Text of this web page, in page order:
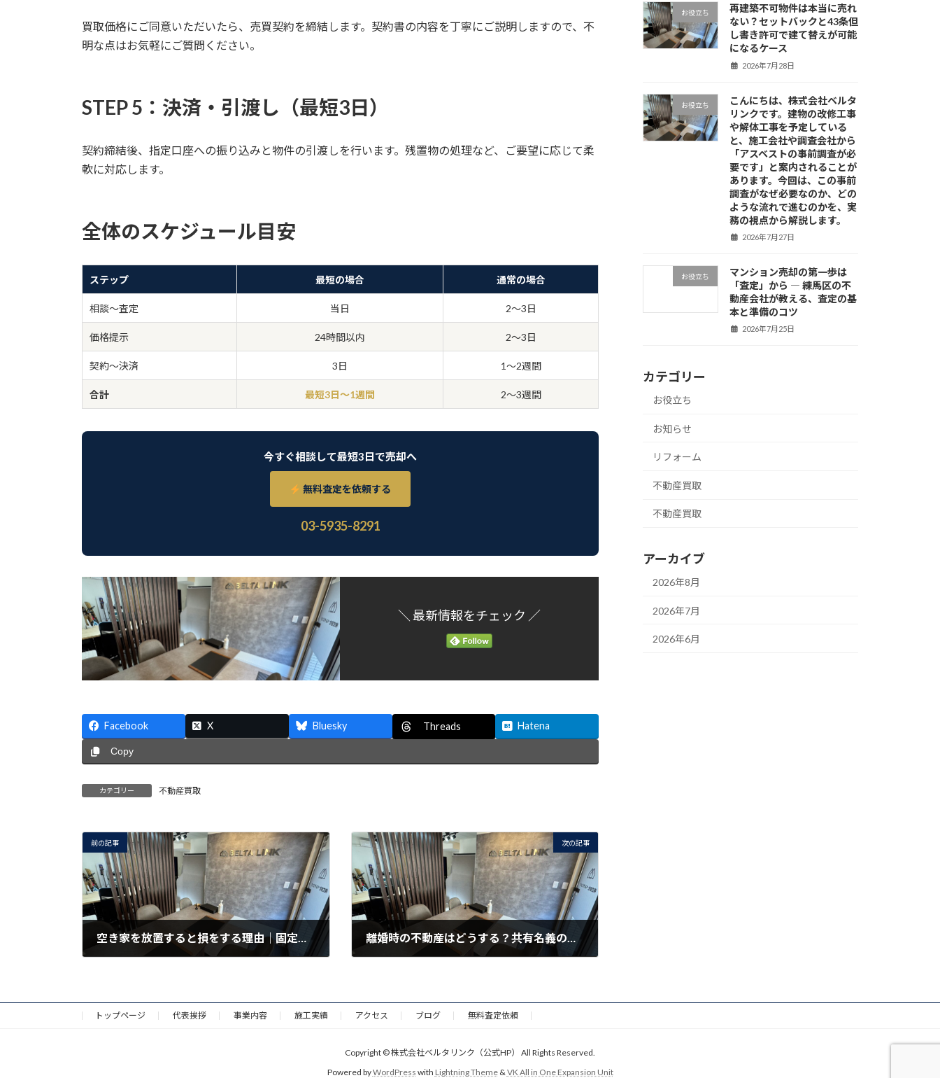
買取価格にご同意いただいたら、売買契約を締結します。契約書の内容を丁寧にご説明しますので、不
明な点はお気軽にご質問ください。
STEP 5：決済・引渡し（最短3日）
契約締結後、指定口座への振り込みと物件の引渡しを行います。残置物の処理など、ご要望に応じて柔
軟に対応します。
全体のスケジュール目安
ステップ 最短の場合 通常の場合
相談〜査定 当日 2〜3日
価格提示 24時間以内 2〜3日
契約〜決済 3日 1〜2週間
合計 最短3日〜1週間 2〜3週間
今すぐ相談して最短3日で売却へ
無料査定を依頼する
03-5935-8291
＼ 最新情報をチェック ／
Facebook X Bluesky Threads Hatena
Copy
カテゴリー 不動産買取
前の記事
空き家を放置すると損をする理由｜固定資産税・管理費・罰則まで解説
次の記事
離婚時の不動産はどうする？共有名義のマンション・戸建てを売る方法
お役立ち
再建築不可物件は本当に売れ
ない？セットバックと43条但
し書き許可で建て替えが可能
になるケース
2026年7月28日
お役立ち
こんにちは、株式会社ベルタ
リンクです。建物の改修工事
や解体工事を予定している
と、施工会社や調査会社から
「アスベストの事前調査が必
要です」と案内されることが
あります。今回は、この事前
調査がなぜ必要なのか、どの
ような流れで進むのかを、実
務の視点から解説します。
2026年7月27日
お役立ち
マンション売却の第一歩は
「査定」から ― 練馬区の不
動産会社が教える、査定の基
本と準備のコツ
2026年7月25日
カテゴリー
お役立ち
お知らせ
リフォーム
不動産買取
不動産買取
アーカイブ
2026年8月
2026年7月
2026年6月
トップページ 代表挨拶 事業内容 施工実績 アクセス ブログ 無料査定依頼
Copyright © 株式会社ベルタリンク（公式HP） All Rights Reserved.
Powered byWordPress with Lightning Theme& VK All in One Expansion Unit